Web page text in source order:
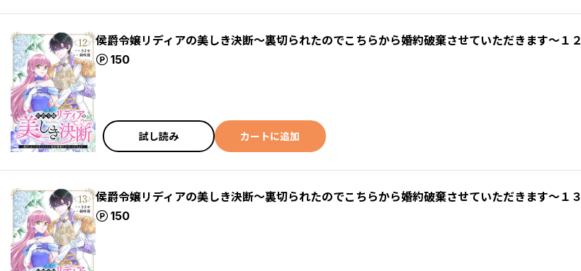
侯爵令嬢リディアの美しき決断～裏切られたのでこちらから婚約破棄させていただきます～１２
150
ポイント
試し読み カートに追加
侯爵令嬢リディアの美しき決断～裏切られたのでこちらから婚約破棄させていただきます～１３
150
ポイント